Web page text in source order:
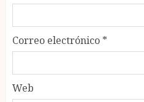
Correo electrónico *
Web